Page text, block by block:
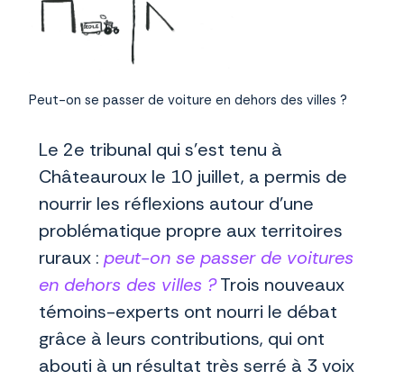
Peut-on se passer de voiture en dehors des villes ?
Le 2e tribunal qui s’est tenu à
Châteauroux le 10 juillet, a permis de
nourrir les réflexions autour d’une
problématique propre aux territoires
ruraux : peut-on se passer de voitures
en dehors des villes ?Trois nouveaux
témoins-experts ont nourri le débat
grâce à leurs contributions, qui ont
abouti à un résultat très serré à 3 voix